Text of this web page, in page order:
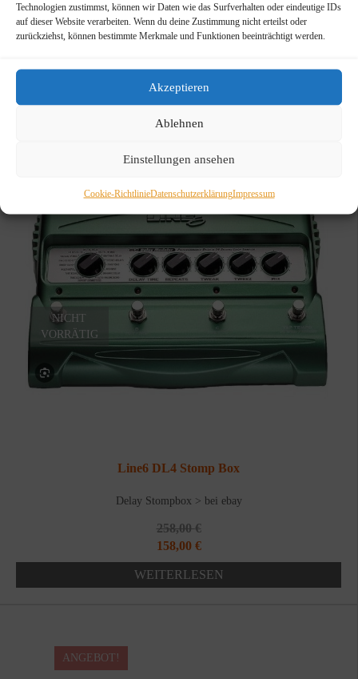
Technologien zustimmst, können wir Daten wie das Surfverhalten oder eindeutige IDs
auf dieser Website verarbeiten. Wenn du deine Zustimmung nicht erteilst oder
zurückziehst, können bestimmte Merkmale und Funktionen beeinträchtigt werden.
Akzeptieren
Ablehnen
Einstellungen ansehen
Cookie-RichtlinieDatenschutzerklärungImpressum
Modeler Stompbox
258,00€
war:
258,00 €
ist:
158,00 €.
WEITERLESEN
Line6 DL4 Stomp Box
Delay Stompbox > bei ebay
258,00€
Ursprünglicher
Preis
war:
158,00 €Aktueller
Preis
ist:
WEITERLESEN
NICHT
VORRÄTIG
ANGEBOT!